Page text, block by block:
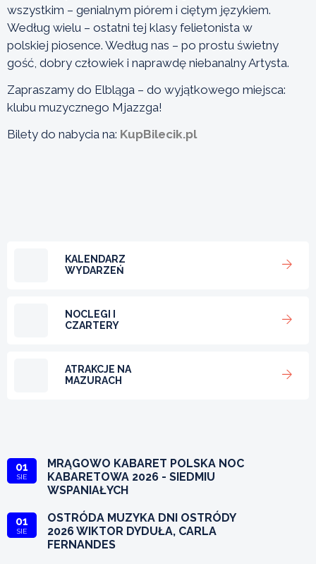
wszystkim – genialnym piórem i ciętym językiem.
Według wielu – ostatni tej klasy felietonista w
polskiej piosence. Według nas – po prostu świetny
gość, dobry człowiek i naprawdę niebanalny Artysta.
Zapraszamy do Elbląga – do wyjątkowego miejsca:
klubu muzycznego Mjazzga!
Bilety do nabycia na: KupBilecik.pl
KALENDARZ
WYDARZEŃ
NOCLEGI I
CZARTERY
ATRAKCJE NA
MAZURACH
01
SIE
MRĄGOWO KABARET POLSKA NOC
KABARETOWA 2026 - SIEDMIU
WSPANIAŁYCH
01
SIE
OSTRÓDA MUZYKA DNI OSTRÓDY
2026 WIKTOR DYDUŁA, CARLA
FERNANDES